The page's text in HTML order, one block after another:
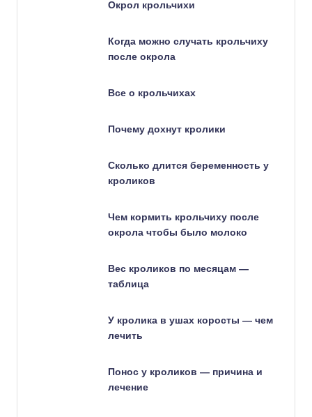
Окрол крольчихи
Когда можно случать крольчиху
после окрола
Все о крольчихах
Почему дохнут кролики
Сколько длится беременность у
кроликов
Чем кормить крольчиху после
окрола чтобы было молоко
Вес кроликов по месяцам —
таблица
У кролика в ушах коросты — чем
лечить
Понос у кроликов — причина и
лечение